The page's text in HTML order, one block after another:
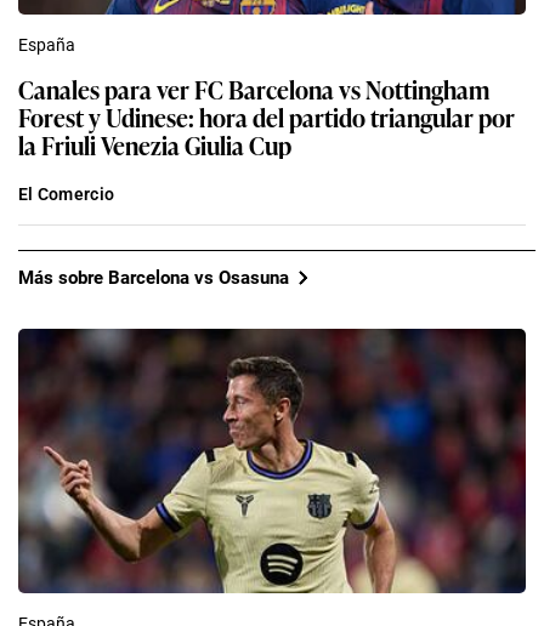
España
Canales para ver FC Barcelona vs Nottingham
Forest y Udinese: hora del partido triangular por
la Friuli Venezia Giulia Cup
El Comercio
Más sobre Barcelona vs Osasuna